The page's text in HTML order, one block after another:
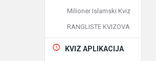
Milioner Islamski Kviz
RANGLISTE KVIZOVA
KVIZ APLIKACIJA